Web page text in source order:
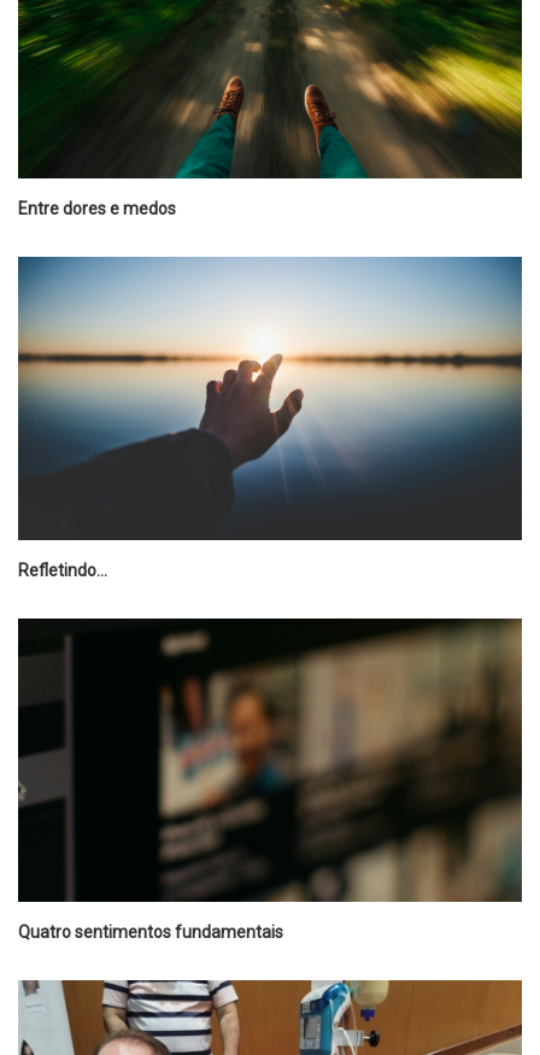
Entre dores e medos
Refletindo...
Quatro sentimentos fundamentais